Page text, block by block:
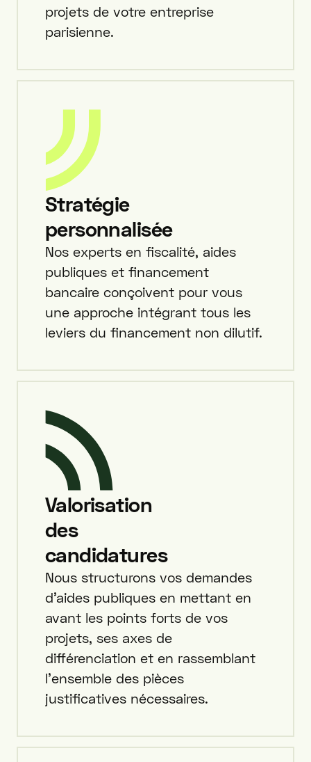
projets de votre entreprise
parisienne.
Stratégie
personnalisée
Nos experts en fiscalité, aides
publiques et financement
bancaire conçoivent pour vous
une approche intégrant tous les
leviers du financement non dilutif.
Valorisation
des
candidatures
Nous structurons vos demandes
d'aides publiques en mettant en
avant les points forts de vos
projets, ses axes de
différenciation et en rassemblant
l'ensemble des pièces
justificatives nécessaires.